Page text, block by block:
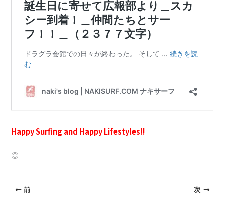
Happy Surfing and Happy Lifestyles!!
◎
前 次